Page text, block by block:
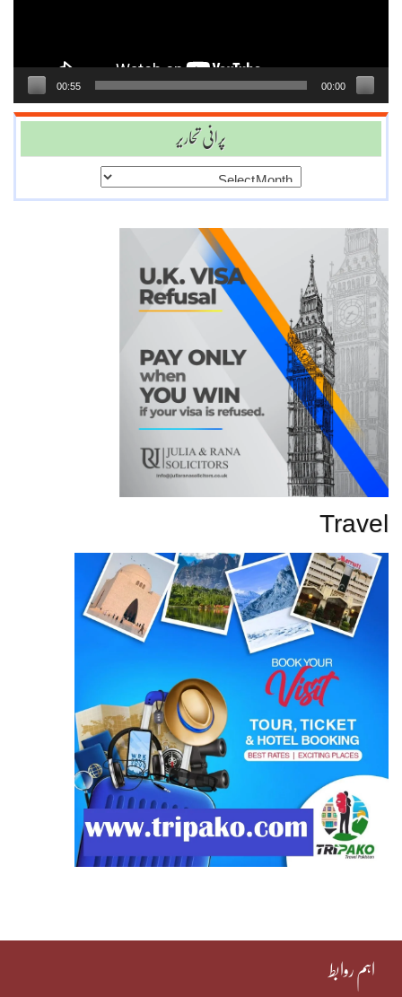
00:00
00:55
پرانی تحاریر
Travel
اہم روابط